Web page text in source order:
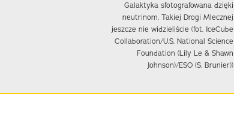
Galaktyka sfotografowana dzięki
neutrinom. Takiej Drogi Mlecznej
jeszcze nie widzieliście (fot. IceCube
Collaboration/U.S. National Science
Foundation (Lily Le & Shawn
Johnson)/ESO (S. Brunier))